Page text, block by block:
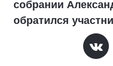
собрании
обратился